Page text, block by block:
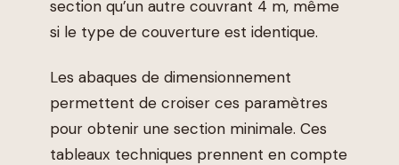
section qu’un autre couvrant 4 m, même
si le type de couverture est identique.
Les abaques de dimensionnement
permettent de croiser ces paramètres
pour obtenir une section minimale. Ces
tableaux techniques prennent en compte